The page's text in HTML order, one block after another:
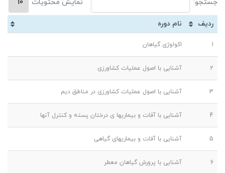
نمایش محتویات جستجو:
ردیف نام دوره
1 اکولوژی گیاهان
2 آشنایی با اصول عملیات کشاورزی
3 آشنایی با اصول عملیات کشاورزی در مناطق دیم
4 آشنایی با آفات و بیماریها ی درختان پسته و کنترل آنها
5 آشنایی با آفات و بیماریهای گیاهی
6 آشنایی با پرورش گیاهان معطر